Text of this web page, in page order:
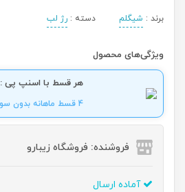
برند : شیگلم دسته : رژ لب
ویژگی‌های محصول
هر قسط با اسنپ پی :
4 قسط ماهانه بدون سود ، چک و ضامن .
فروشنده: فروشگاه زیبارو
آماده ارسال